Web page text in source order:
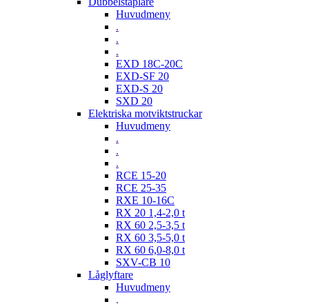
Huvudmeny
.
.
.
EXD 18C-20C
EXD-SF 20
EXD-S 20
SXD 20
Elektriska motviktstruckar
Huvudmeny
.
.
.
RCE 15-20
RCE 25-35
RXE 10-16C
RX 20 1,4-2,0 t
RX 60 2,5-3,5 t
RX 60 3,5-5,0 t
RX 60 6,0-8,0 t
SXV-CB 10
Låglyftare
Huvudmeny
.